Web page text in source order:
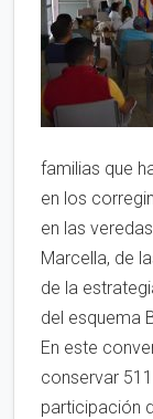
familias que
en los
en las
Marcella, de
de la
del esquema
En este
conservar
participación